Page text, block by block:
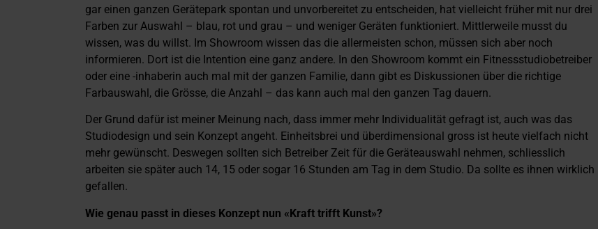
gar einen ganzen Gerätepark spontan und unvorbereitet zu entscheiden, hat vielleicht früher mit nur drei
Farben zur Auswahl – blau, rot und grau – und weniger Geräten funktioniert. Mittlerweile musst du
wissen, was du willst. Im Showroom wissen das die allermeisten schon, müssen sich aber noch
informieren. Dort ist die Intention eine ganz andere. In den Showroom kommt ein Fitnessstudiobetreiber
oder eine -inhaberin auch mal mit der ganzen Familie, dann gibt es Diskussionen über die richtige
Farbauswahl, die Grösse, die Anzahl – das kann auch mal den ganzen Tag dauern.
Der Grund dafür ist meiner Meinung nach, dass immer mehr Individualität gefragt ist, auch was das
Studiodesign und sein Konzept angeht. Einheitsbrei und überdimensional gross ist heute vielfach nicht
mehr gewünscht. Deswegen sollten sich Betreiber Zeit für die Geräteauswahl nehmen, schliesslich
arbeiten sie später auch 14, 15 oder sogar 16 Stunden am Tag in dem Studio. Da sollte es ihnen wirklich
gefallen.
Wie genau passt in dieses Konzept nun «Kraft trifft Kunst»?